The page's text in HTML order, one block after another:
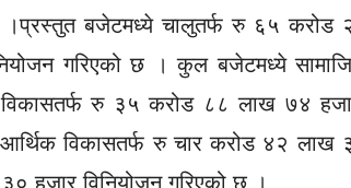
।प्रस्तुत बजेटमध्ये चालुतर्फ रु ६५ करोड
गरिएको छ । कुल बजेटमध्ये
विकासतर्फ रु ३५ करोड ८८ लाख ७४
विकासतर्फ रु चार करोड ४२ लाख
हजार विनियोजन गरिएको छ ।